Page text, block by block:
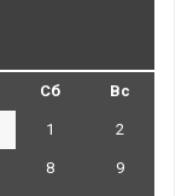
Сб Вс
1 2
8 9